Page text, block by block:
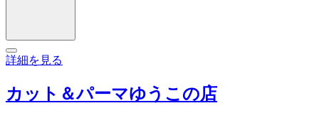
詳細を見る
カット＆パーマゆうこの店